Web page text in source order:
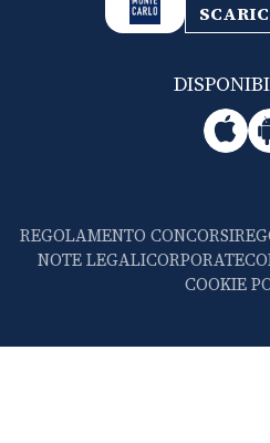
REGOLAMENTO CONCORSI
NOTE LEGALICORPORATE
COOKIE